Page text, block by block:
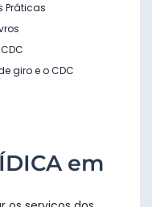
Práticas
giro e o CDC
em